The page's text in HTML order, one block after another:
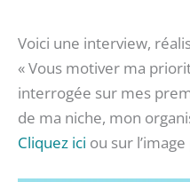
Voici une interview,
« Vous motiver ma
interrogée sur mes
de ma niche, mon
Cliquez ici ou sur